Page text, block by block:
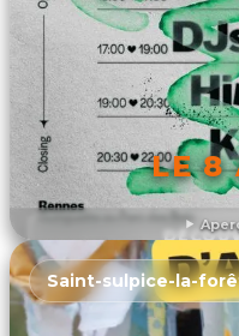
LE 8
Saint-sulpice-la-